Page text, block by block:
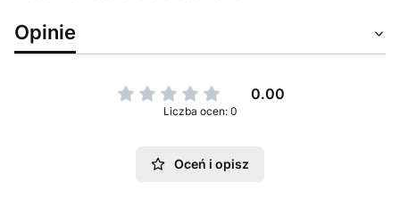
Opinie
0.00
Liczba ocen: 0
Oceń i opisz